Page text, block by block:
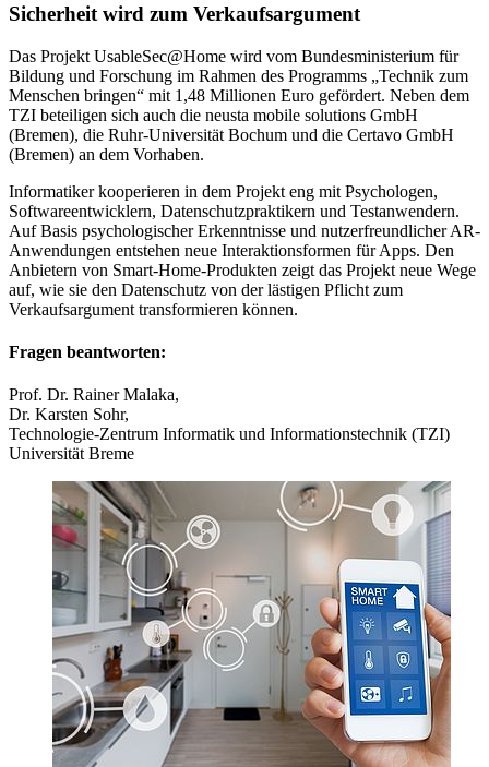
Sicherheit wird zum Verkaufsargument
Das Projekt UsableSec@Home wird vom Bundesministerium für
Bildung und Forschung im Rahmen des Programms „Technik zum
Menschen bringen“ mit 1,48 Millionen Euro gefördert. Neben dem
TZI beteiligen sich auch die neusta mobile solutions GmbH
(Bremen), die Ruhr-Universität Bochum und die Certavo GmbH
(Bremen) an dem Vorhaben.
Informatiker kooperieren in dem Projekt eng mit Psychologen,
Softwareentwicklern, Datenschutzpraktikern und Testanwendern.
Auf Basis psychologischer Erkenntnisse und nutzerfreundlicher AR-
Anwendungen entstehen neue Interaktionsformen für Apps. Den
Anbietern von Smart-Home-Produkten zeigt das Projekt neue Wege
auf, wie sie den Datenschutz von der lästigen Pflicht zum
Verkaufsargument transformieren können.
Fragen beantworten:
Prof. Dr. Rainer Malaka,
Dr. Karsten Sohr,
Technologie-Zentrum Informatik und Informationstechnik (TZI)
Universität Breme